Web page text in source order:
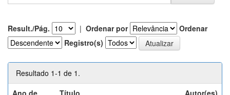
Result./Pág. | Ordenar por
Ordenar
Registro(s)
Resultado 1-1 de 1.
Ano de
Título Autor(es)